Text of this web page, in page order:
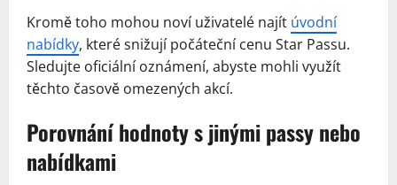
Kromě toho mohou noví uživatelé najít úvodní
nabídky, které snižují počáteční cenu Star Passu.
Sledujte oficiální oznámení, abyste mohli využít
těchto časově omezených akcí.
Porovnání hodnoty s jinými passy nebo
nabídkami